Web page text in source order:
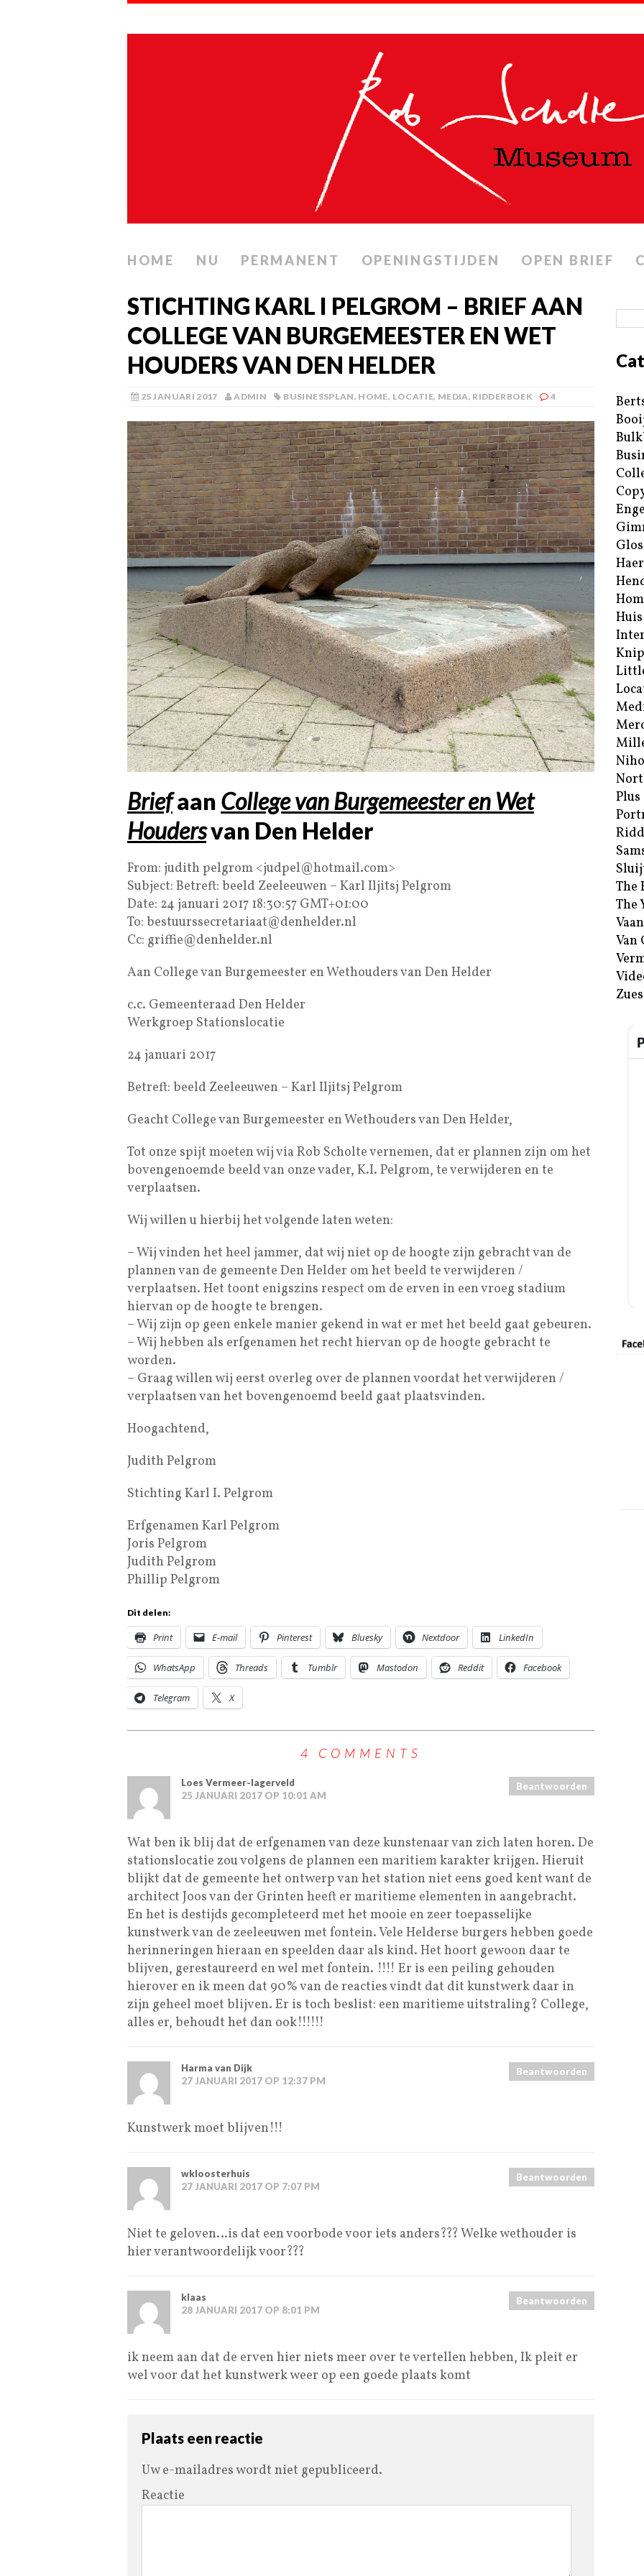
HOME NU PERMANENT OPENINGSTIJDEN OPEN BRIEF
STICHTING KARL I PELGROM – BRIEF AAN
COLLEGE VAN BURGEMEESTER EN WET
HOUDERS VAN DEN HELDER
25 JANUARI 2017 ADMIN BUSINESSPLAN, HOME, LOCATIE, MEDIA, RIDDERBOEK 4
Briefaan College van Burgemeester en Wet
Houdersvan Den Helder
From: judith pelgrom <judpel@hotmail.com>
Subject: Betreft: beeld Zeeleeuwen – Karl Iljitsj Pelgrom
Date: 24 januari 2017 18:30:57 GMT+01:00
To: bestuurssecretariaat@denhelder.nl
Cc: griffie@denhelder.nl
Aan College van Burgemeester en Wethouders van Den Helder
c.c. Gemeenteraad Den Helder
Werkgroep Stationslocatie
24 januari 2017
Betreft: beeld Zeeleeuwen – Karl Iljitsj Pelgrom
Geacht College van Burgemeester en Wethouders van Den Helder,
Tot onze spijt moeten wij via Rob Scholte vernemen, dat er plannen zijn om het
bovengenoemde beeld van onze vader, K.I. Pelgrom, te verwijderen en te
verplaatsen.
Wij willen u hierbij het volgende laten weten:
– Wij vinden het heel jammer, dat wij niet op de hoogte zijn gebracht van de
plannen van de gemeente Den Helder om het beeld te verwijderen /
verplaatsen. Het toont enigszins respect om de erven in een vroeg stadium
hiervan op de hoogte te brengen.
– Wij zijn op geen enkele manier gekend in wat er met het beeld gaat gebeuren.
– Wij hebben als erfgenamen het recht hiervan op de hoogte gebracht te
worden.
– Graag willen wij eerst overleg over de plannen voordat het verwijderen /
verplaatsen van het bovengenoemd beeld gaat plaatsvinden.
Hoogachtend,
Judith Pelgrom
Stichting Karl I. Pelgrom
Erfgenamen Karl Pelgrom
Joris Pelgrom
Judith Pelgrom
Phillip Pelgrom
Dit delen:
Print E-mail Pinterest Bluesky Nextdoor LinkedIn
WhatsApp Threads Tumblr Mastodon Reddit Facebook
Telegram X
4 COMMENTS
Loes Vermeer-lagerveld
25 JANUARI 2017 OP 10:01 AM
Beantwoorden
Wat ben ik blij dat de erfgenamen van deze kunstenaar van zich laten horen. De
stationslocatie zou volgens de plannen een maritiem karakter krijgen. Hieruit
blijkt dat de gemeente het ontwerp van het station niet eens goed kent want de
architect Joos van der Grinten heeft er maritieme elementen in aangebracht.
En het is destijds gecompleteerd met het mooie en zeer toepasselijke
kunstwerk van de zeeleeuwen met fontein. Vele Helderse burgers hebben goede
herinneringen hieraan en speelden daar als kind. Het hoort gewoon daar te
blijven, gerestaureerd en wel met fontein. !!!! Er is een peiling gehouden
hierover en ik meen dat 90% van de reacties vindt dat dit kunstwerk daar in
zijn geheel moet blijven. Er is toch beslist: een maritieme uitstraling? College,
alles er, behoudt het dan ook!!!!!!
Harma van Dijk
27 JANUARI 2017 OP 12:37 PM
Beantwoorden
Kunstwerk moet blijven!!!
wkloosterhuis
27 JANUARI 2017 OP 7:07 PM
Beantwoorden
Niet te geloven…is dat een voorbode voor iets anders??? Welke wethouder is
hier verantwoordelijk voor???
klaas
28 JANUARI 2017 OP 8:01 PM
Beantwoorden
ik neem aan dat de erven hier niets meer over te vertellen hebben, Ik pleit er
wel voor dat het kunstwerk weer op een goede plaats komt
Plaats een reactie
Uw e-mailadres wordt niet gepubliceerd.
Reactie
Plus
The
The
Van